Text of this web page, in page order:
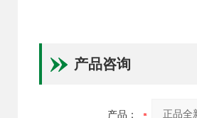
产品咨询
产品：